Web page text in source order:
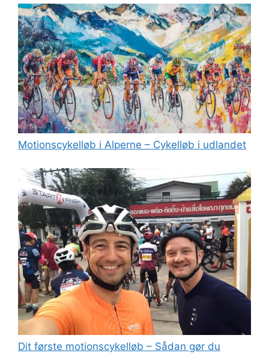
Motionscykelløb i Alperne – Cykelløb i udlandet
Dit første motionscykelløb – Sådan gør du